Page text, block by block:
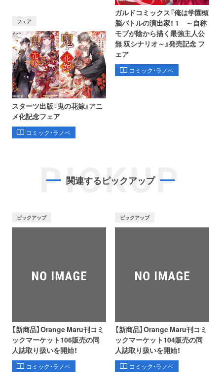
フェア
スターツ出版『鬼の花嫁』アニ
メ化記念フェア
コミック・ラノベ
ガルドコミックス『俺は学園頭
脳バトルの演出家！ 1 ～自称
モブが陰から描く最強主人公
無 双シナリオ～』発売記念 フ
ェア
コミック・ラノベ
PICKUP
関連するピックアップ
ピックアップ
【新商品】Orange Maru刊コミ
ックマーケット106販売の同
人誌取り扱いを開始！
コミック・ラノベ
ピックアップ
【新商品】Orange Maru刊コミ
ックマーケット104販売の同
人誌取り扱いを開始！
コミック・ラノベ